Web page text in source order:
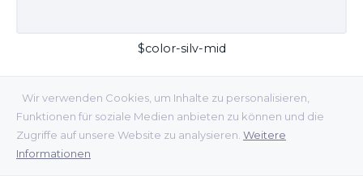
Wir verwenden Cookies, um Inhalte zu personalisieren,
Funktionen für soziale Medien anbieten zu können und die
Zugriffe auf unsere Website zu analysieren. Weitere
Informationen
$color-silv-mid